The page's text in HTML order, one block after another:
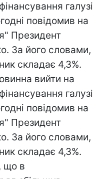
галузі
повідомив на
Президент
За його словами,
складає 4,3%.
вийти на
галузі
повідомив на
Президент
За його словами,
складає 4,3%.
що в